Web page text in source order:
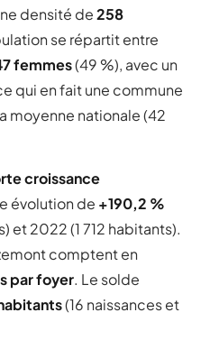
densité de258
se répartit entre
femmes(49 %), avec un
qui en fait une commune
moyenne nationale (42
croissance
évolution de +190,2 %
et 2022 (1 712 habitants).
comptent en
par foyer. Le solde
(16 naissances et